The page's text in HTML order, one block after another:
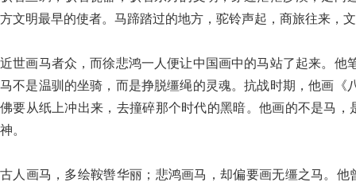
方文明最早的使者。马蹄踏过的地方，驼铃声起，商旅往来，
近世画马者众，而徐悲鸿一人便让中国画中的马站了起来。
马不是温驯的坐骑，而是挣脱缰绳的灵魂。抗战时期，他画
佛要从纸上冲出来，去撞碎那个时代的黑暗。他画的不是马，
神。
古人画马，多绘鞍辔华丽；悲鸿画马，却偏要画无缰之马。他